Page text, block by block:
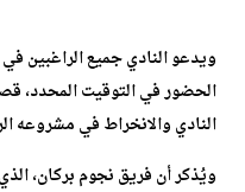
ويدعو النادي جميع الراغبين في
الحضور في التوقيت المحدد،
النادي والانخراط في مشروعه
ويُذكر أن فريق نجوم بركان،